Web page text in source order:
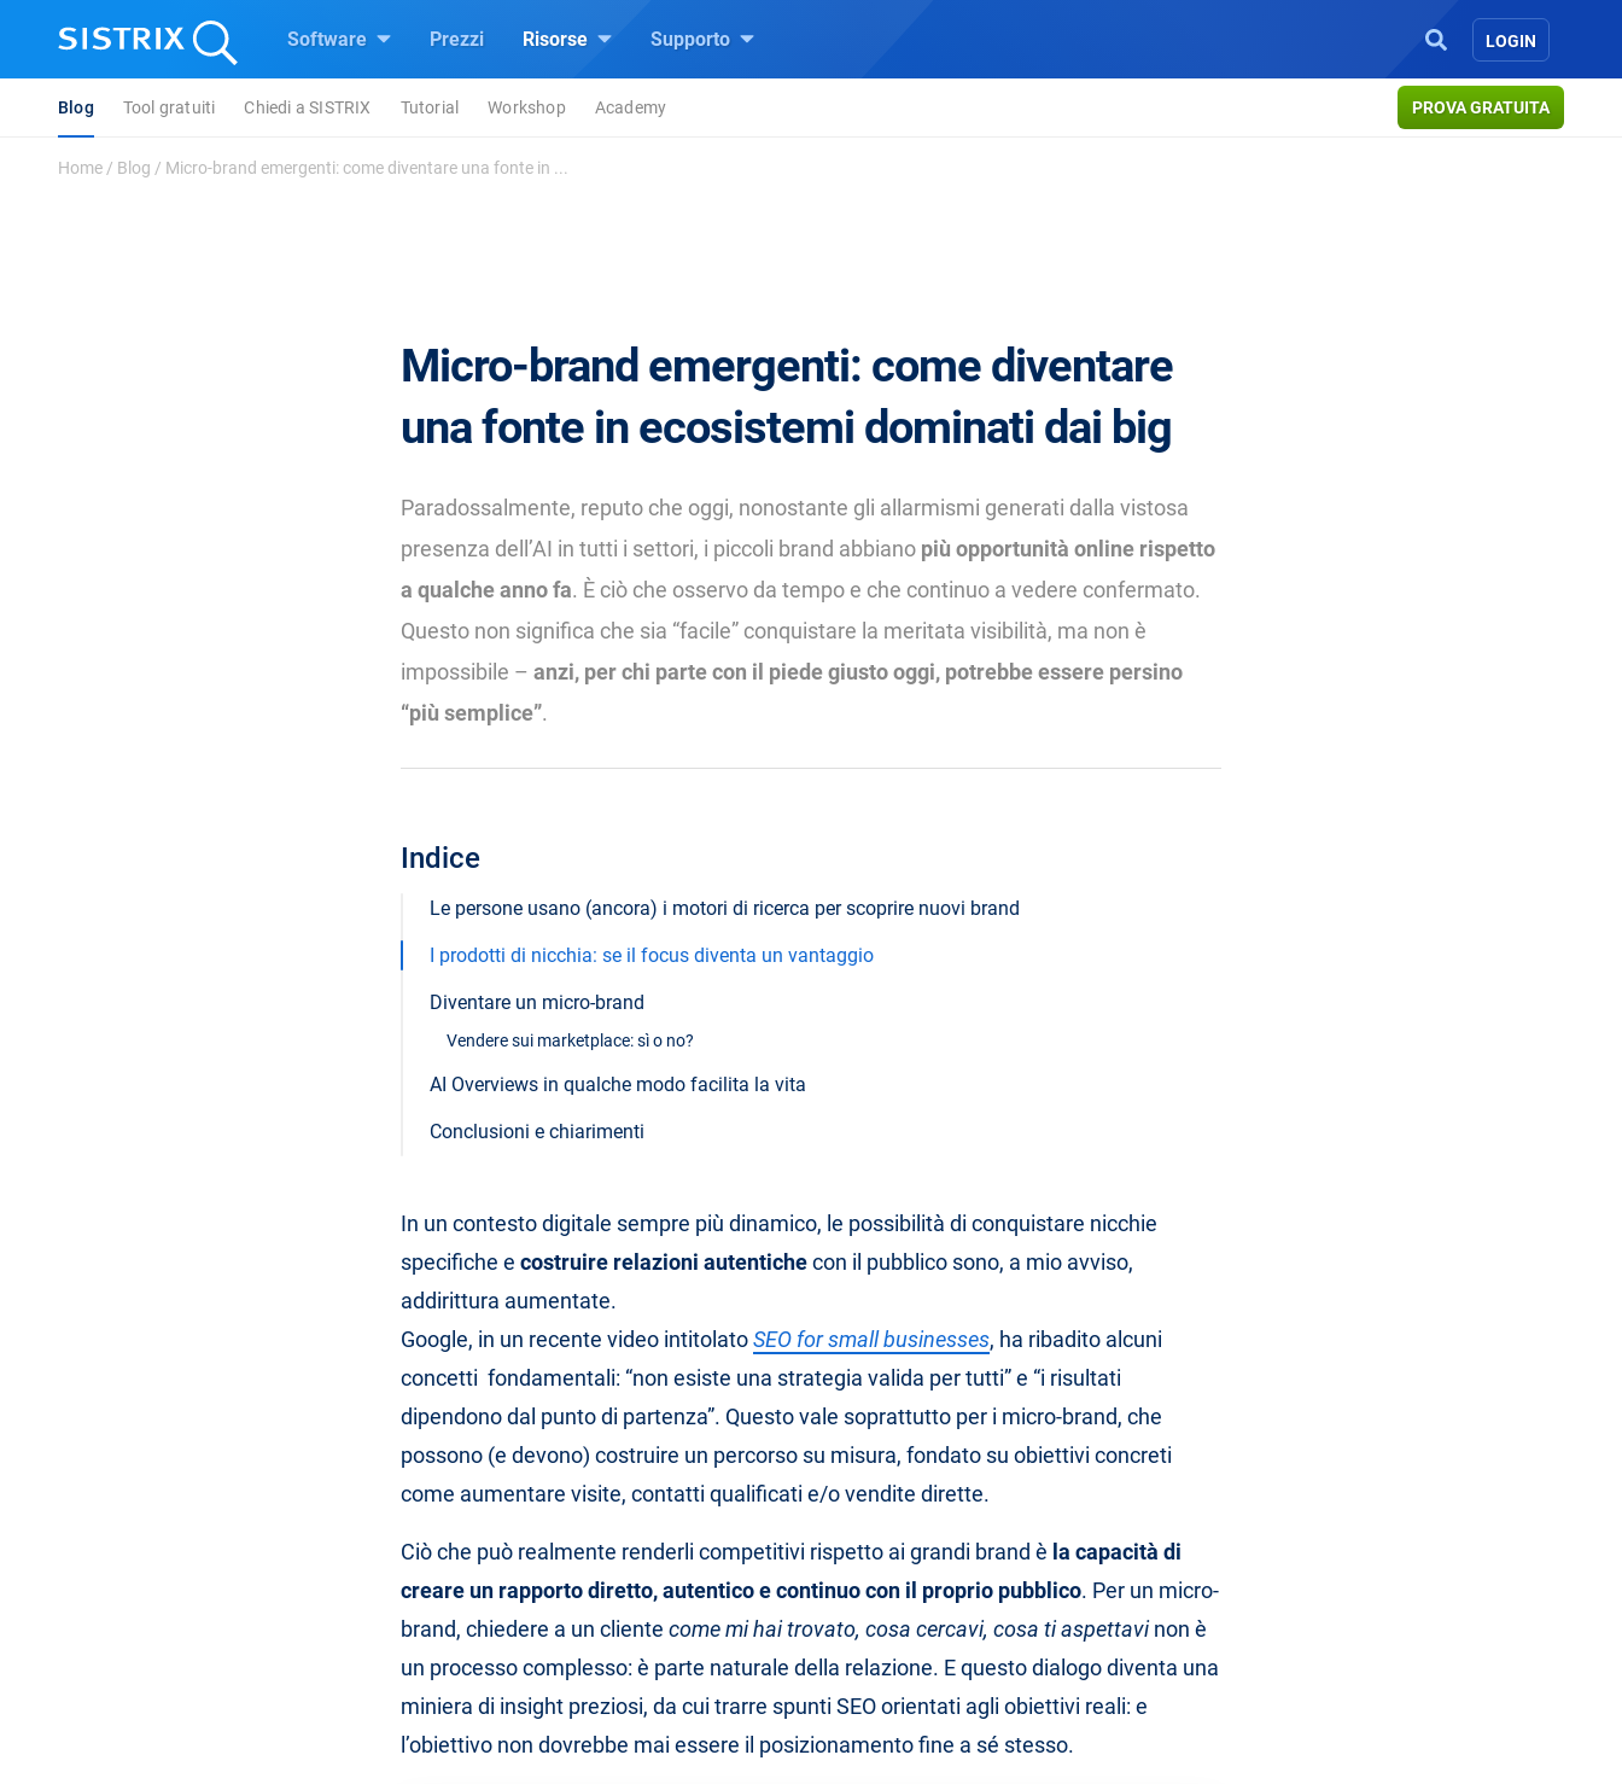
Software Prezzi Risorse Supporto LOGIN
PROVA GRATUITA
Blog Tool gratuiti Chiedi a SISTRIX Tutorial Workshop Academy
Home / Blog / Micro-brand emergenti: come diventare una fonte in ...
Micro-brand emergenti: come diventare
una fonte in ecosistemi dominati dai big
Paradossalmente, reputo che oggi, nonostante gli allarmismi generati dalla vistosa
presenza dell’AI in tutti i settori, i piccoli brand abbiano più opportunità online rispetto
a qualche anno fa. È ciò che osservo da tempo e che continuo a vedere confermato.
Questo non significa che sia “facile” conquistare la meritata visibilità, ma non è
impossibile – anzi, per chi parte con il piede giusto oggi, potrebbe essere persino
“più semplice”.
Indice
Le persone usano (ancora) i motori di ricerca per scoprire nuovi brand
I prodotti di nicchia: se il focus diventa un vantaggio
Diventare un micro-brand
Vendere sui marketplace: sì o no?
AI Overviews in qualche modo facilita la vita
Conclusioni e chiarimenti
In un contesto digitale sempre più dinamico, le possibilità di conquistare nicchie
specifiche e costruire relazioni autentichecon il pubblico sono, a mio avviso,
addirittura aumentate.
Google, in un recente video intitolatoSEO for small businesses, ha ribadito alcuni
concetti fondamentali: “non esiste una strategia valida per tutti” e “i risultati
dipendono dal punto di partenza”. Questo vale soprattutto per i micro-brand, che
possono (e devono) costruire un percorso su misura, fondato su obiettivi concreti
come aumentare visite, contatti qualificati e/o vendite dirette.
Ciò che può realmente renderli competitivi rispetto ai grandi brand è la capacità di
creare un rapporto diretto, autentico e continuo con il proprio pubblico. Per un micro-
brand, chiedere a un cliente come mi hai trovato, cosa cercavi, cosa ti aspettavinon è
un processo complesso: è parte naturale della relazione. E questo dialogo diventa una
miniera di insight preziosi, da cui trarre spunti SEO orientati agli obiettivi reali: e
l’obiettivo non dovrebbe mai essere il posizionamento fine a sé stesso.